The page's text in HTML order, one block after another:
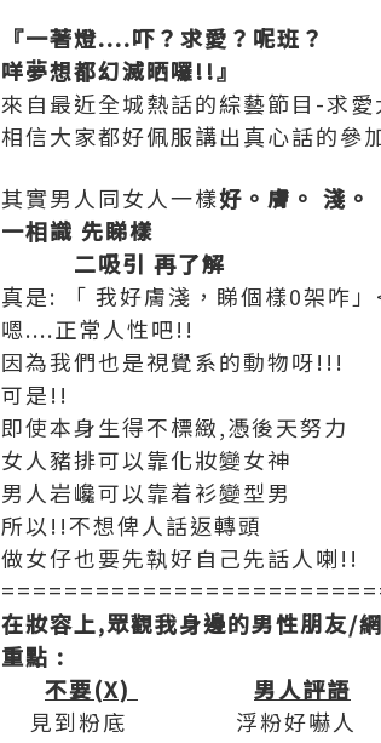
『一著燈....吓？求愛？呢班？
咩夢想都幻滅晒囉!!』
來自最近全城熱話的綜藝節目-求
相信大家都好佩服講出真心話的參
其實男人同女人一樣好。膚。 淺。
一相識 先睇樣
二吸引 再了解
真是: 「 我好膚淺，睇個樣0架咋
嗯....正常人性吧!!
因為我們也是視覺系的動物呀!!!
可是!!
即使本身生得不標緻,憑後天努力
女人豬排可以靠化妝變女神
男人岩巉可以靠着衫變型男
所以!!不想俾人話返轉頭
做女仔也要先執好自己先話人喇!!
在妝容上,眾觀我身邊的男性朋友/
重點 :
不要(X)
男人評語
見到粉底 浮粉好嚇人